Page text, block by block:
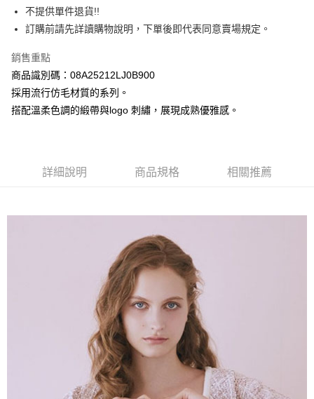
元大商業銀行
玉山商業銀行
星展（台灣）商業銀行
台灣樂天信用卡公司
悠遊付
大哥付你分期
相關說明
【大哥付你分期使用說明】
1.本服務由台灣大哥大提供，台灣大哥大用戶可立即使用無須另外申請。
4.訂單成立30分鐘內，如未前往確認交易或遇審核未通過，訂單將自動取
2.透過簡訊連結打開帳單後，可選擇「超商條碼／台灣大直營門市／銀行轉
帳／街口支付／iPASS MONEY」等通路繳費。
1.本服務係由「台灣大哥大股份有限公司」（以下簡稱本公司）所提供，讓
用戶於交易時，得透過本服務購買商品或服務，並由商店將買賣／分期付款
買賣價金債權讓與本公司後，依約使用本公司帳單繳交帳款。
2.基於同意付款使用「大哥付你分期」之契約關係目的，商店將以您的個人
資料（包含姓名、電話或地址）提供予台灣大哥大進項蒐集、處理及利用，
由本公司與您本人進行分期帳單所需資料之確認、核對及更正。
3.完整用戶服務條款，請詳閱以下連結：
https://oppay.tw/userRule
AFTEE先享後付
便利好安心！
１．簡單：不需註冊會員、不需綁卡、不需儲值。
１．於結帳方式選擇「AFTEE先享後付」後，將跳轉至「AFTEE先享後付」
結帳頁面，進行簡訊認證並確認金額後，即可完成結帳。
２．訂單成立數日內，您將收到繳費通知簡訊。
３．收到繳費通知簡訊後14天內，點擊此簡訊中的連結，可透過四大超商／
ATM／網路銀行／等多元方式進行付款，方視為交易完成。
※ 請注意：結帳手續完成當下不需立刻繳費，但若您需要取消訂單，請聯絡
購買商品的店家。未經商家同意取消之訂單仍視為有效，需透過AFTEE先享
※ 交易是否成功請以「AFTEE先享後付 」之結帳頁面顯示為準，若有關於
是否繳費成功／繳費後需取消欲退款等相關疑問，請聯繫「AFTEE先享後付
https://netprotections.freshdesk.com/support/home
【注意事項】
每筆NT$60，滿NT$388(含以上)免運費
每筆NT$60，滿NT$888(含以上)免運費
每筆NT$60，滿NT$888(含以上)免運費
不提供單件退貨!!
訂購前請先詳讀購物說明，下單後即代表同意賣場規定。
銷售重點
商品識別碼：08A25212LJ0B900
採用流行仿毛材質的系列。
搭配溫柔色調的緞帶與logo 刺繡，展現成熟優雅感。
詳細說明 商品規格 相關推薦